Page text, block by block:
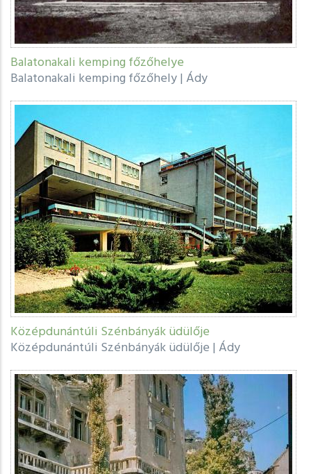
Balatonakali kemping főzőhelye
Balatonakali kemping főzőhely| Ády
Középdunántúli Szénbányák üdülője
Középdunántúli Szénbányák üdülője | Ády